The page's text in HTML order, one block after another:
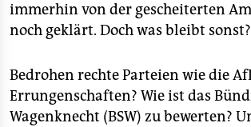
immerhin von der gescheiterten
noch geklärt. Doch was bleibt sonst?
Bedrohen rechte Parteien wie die
Errungenschaften? Wie ist das
Wagenknecht (BSW) zu bewerten?